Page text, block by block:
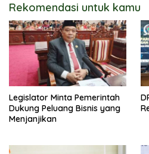
Rekomendasi untuk kamu
Legislator Minta Pemerintah
Dukung Peluang Bisnis yang
Menjanjikan